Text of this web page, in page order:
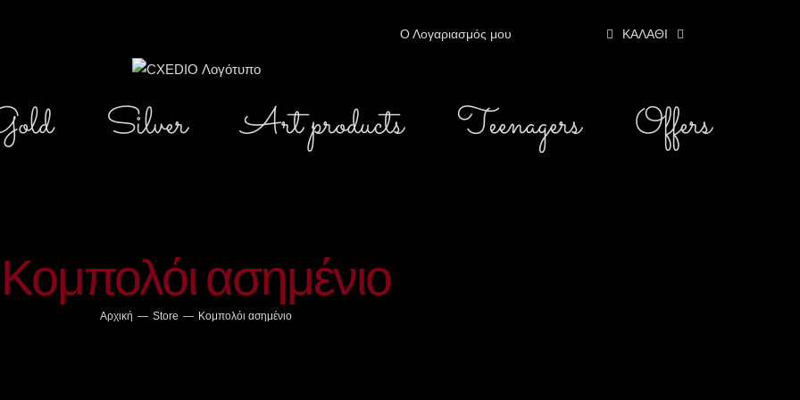
Ο Λογαριασμός μου ΚΑΛΆΘΙ
Silver Art products Teenagers Offers
Κομπολόι ασημένιο
Αρχική — Store — Κομπολόι ασημένιο